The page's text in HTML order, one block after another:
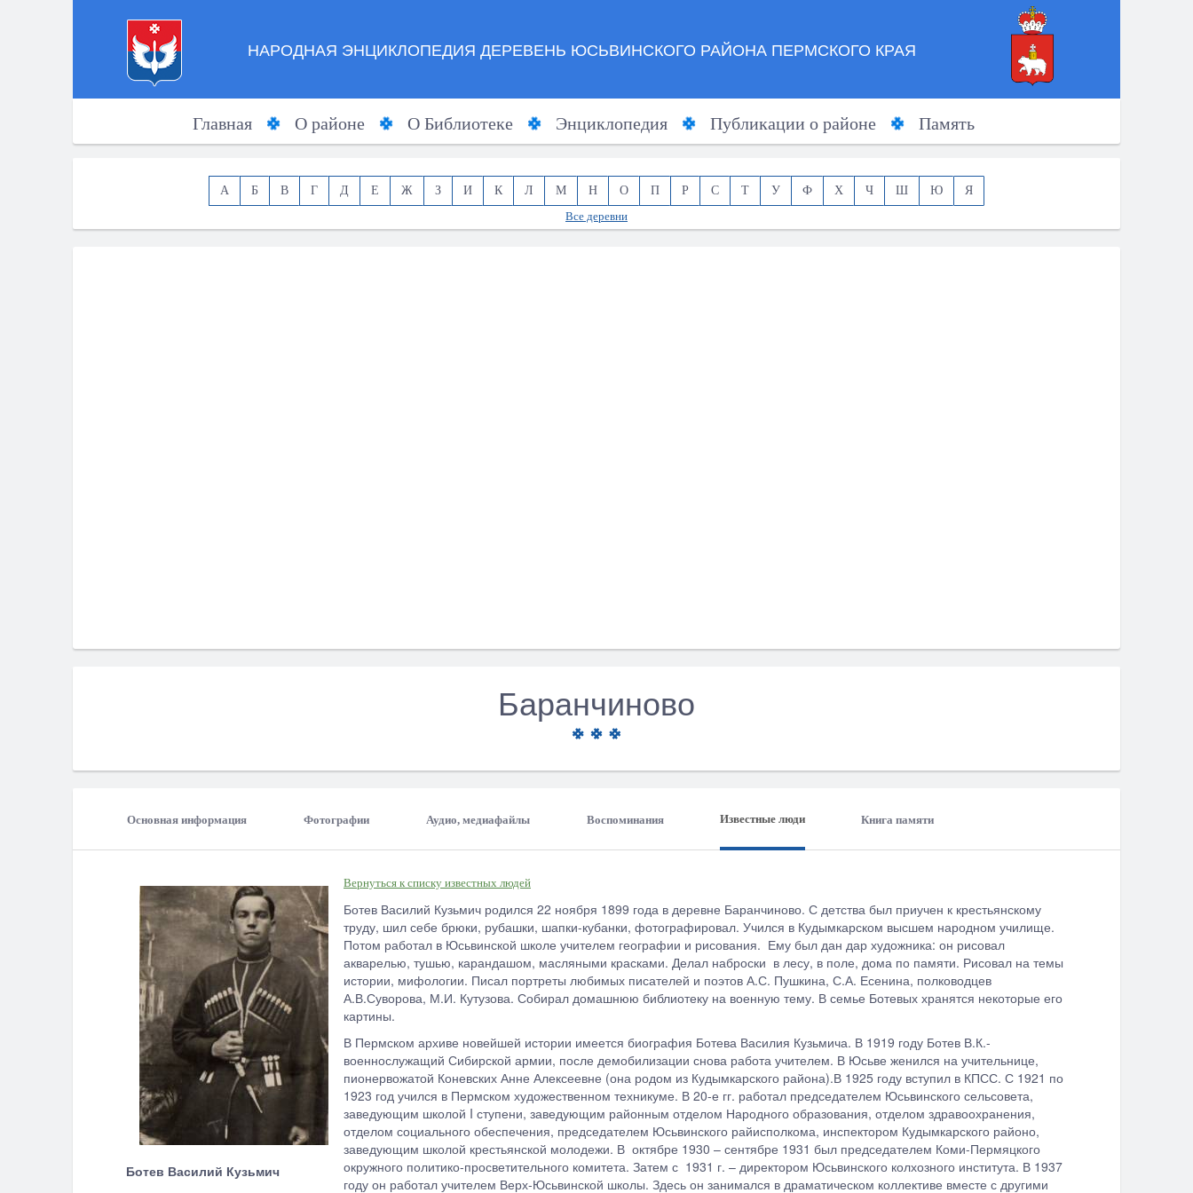
НАРОДНАЯ ЭНЦИКЛОПЕДИЯ ДЕРЕВЕНЬ ЮСЬВИНСКОГО РАЙОНА ПЕРМСКОГО КРАЯ
Главная О районе О Библиотеке Энциклопедия Публикации о районе Память
А Б В Г Д Е Ж З И К Л М Н О П Р С Т У Ф Х Ч Ш Ю
Я
Все деревни
Баранчиново
Основная информация Фотографии Аудио, медиафайлы Воспоминания Известные люди Книга памяти
Ботев Василий Кузьмич
Вернуться к списку известных людей
Ботев Василий Кузьмич родился 22 ноября 1899 года в деревне Баранчиново. С детства был приучен к крестьянскому
труду, шил себе брюки, рубашки, шапки-кубанки, фотографировал. Учился в Кудымкарском высшем народном училище.
Потом работал в Юсьвинской школе учителем географии и рисования. Ему был дан дар художника: он рисовал
акварелью, тушью, карандашом, масляными красками. Делал наброски в лесу, в поле, дома по памяти. Рисовал на темы
истории, мифологии. Писал портреты любимых писателей и поэтов А.С. Пушкина, С.А. Есенина, полководцев
А.В.Суворова, М.И. Кутузова. Собирал домашнюю библиотеку на военную тему. В семье Ботевых хранятся некоторые его
картины.
В Пермском архиве новейшей истории имеется биография Ботева Василия Кузьмича. В 1919 году Ботев В.К.-
военнослужащий Сибирской армии, после демобилизации снова работа учителем. В Юсьве женился на учительнице,
пионервожатой Коневских Анне Алексеевне (она родом из Кудымкарского района).В 1925 году вступил в КПСС. С 1921 по
1923 год учился в Пермском художественном техникуме. В 20-е гг. работал председателем Юсьвинского сельсовета,
заведующим школой I ступени, заведующим районным отделом Народного образования, отделом здравоохранения,
отделом социального обеспечения, председателем Юсьвинского райисполкома, инспектором Кудымкарского районо,
заведующим школой крестьянской молодежи. В октябре 1930 – сентябре 1931 был председателем Коми-Пермяцкого
окружного политико-просветительного комитета. Затем с 1931 г. – директором Юсьвинского колхозного института. В 1937
году он работал учителем Верх-Юсьвинской школы. Здесь он занимался в драматическом коллективе вместе с другими